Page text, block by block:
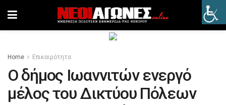
Home Επικαιρότητα
Ο δήμος Ιωαννιτών ενεργό
μέλος του Δικτύου Πόλεων